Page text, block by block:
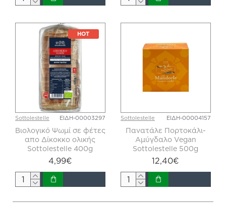
HOT
Sottolestelle ΕΙΔΗ-00003297
Βιολογικό Ψωμί σε φέτες
απο Δίκοκκο ολικής
Sottolestelle 400g
4,99€
Sottolestelle ΕΙΔΗ-00004157
Πανατάλε Πορτοκάλι-
Αμύγδαλο Vegan
Sottolestelle 500g
12,40€